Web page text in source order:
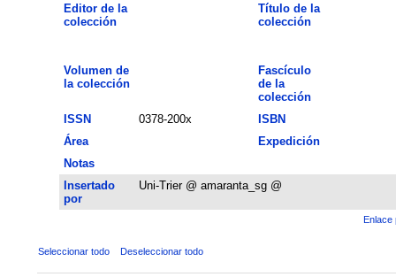
Editor de la
colección
Título de la
colección
Volumen de
la colección
Fascículo
de la
colección
ISSN
0378-200x
ISBN
Área
Expedición
Notas
Insertado
por
Uni-Trier @ amaranta_sg @
Enlace
Seleccionar todo Deseleccionar todo